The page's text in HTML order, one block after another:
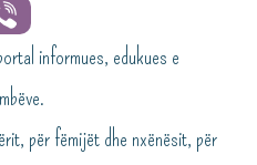
informues, edukues e
për fëmijët dhe nxënësit, për